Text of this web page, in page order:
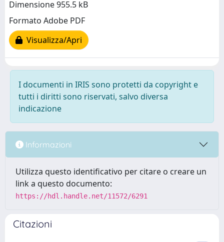
Dimensione 955.5 kB
Formato Adobe PDF
Visualizza/Apri
I documenti in IRIS sono protetti da copyright e
tutti i diritti sono riservati, salvo diversa
indicazione
Informazioni
Utilizza questo identificativo per citare o creare un
link a questo documento:
https://hdl.handle.net/11572/6291
Citazioni